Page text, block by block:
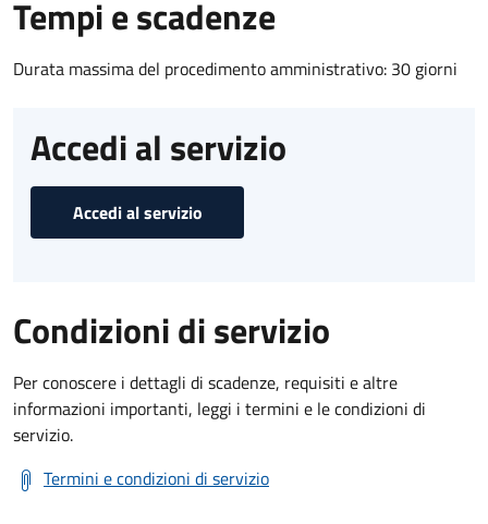
Tempi e scadenze
Durata massima del procedimento amministrativo: 30 giorni
Accedi al servizio
Accedi al servizio
Condizioni di servizio
Per conoscere i dettagli di scadenze, requisiti e altre
informazioni importanti, leggi i termini e le condizioni di
servizio.
Termini e condizioni di servizio